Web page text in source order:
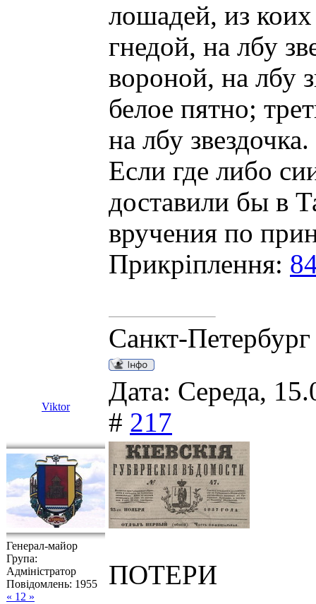
лошадей, из
гнедой, на лбу
вороной, на лбу
белое пятно;
на лбу звездочка.
Если где либо
доставили бы в
вручения по
Прикріплення:
Санкт-Петербург
Viktor
Дата: Середа,
# 217
Генерал-майор
Група:
Адміністратор
Повідомлень: 1955
« 12 »
ПОТЕРИ